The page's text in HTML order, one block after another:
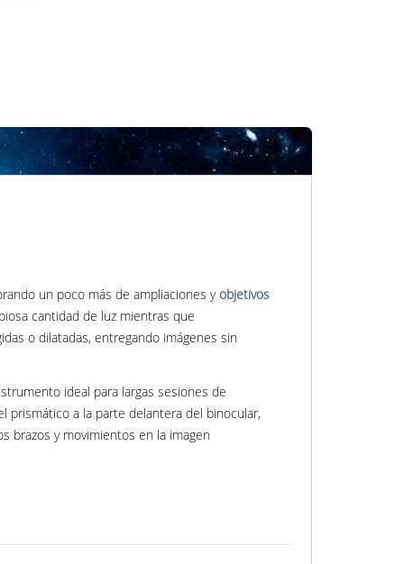
un poco más de ampliaciones yobjetivos
cantidad de luz mientras que
o dilatadas, entregando imágenes sin
ideal para largas sesiones de
prismático a la parte delantera del binocular,
brazos y movimientos en la imagen